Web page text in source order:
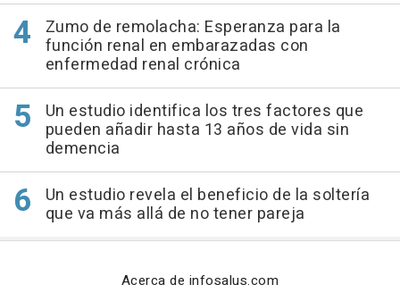
Zumo de remolacha: Esperanza para la
función renal en embarazadas con
enfermedad renal crónica
Un estudio identifica los tres factores que
pueden añadir hasta 13 años de vida sin
demencia
Un estudio revela el beneficio de la soltería
que va más allá de no tener pareja
Acerca de infosalus.com